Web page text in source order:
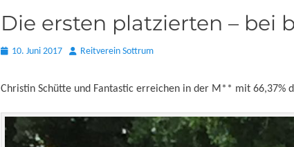
Die ersten platzierten – bei
Posted10. Juni 2017 AutorReitverein Sottrum
Christin Schütte und Fantastic erreichen in der M** mit 66,37%